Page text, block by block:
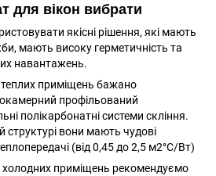
для вікон вибрати
якісні рішення, які мають
мають високу герметичність та
навантажень.
приміщень бажано
профільований
полікарбонатні системи скління.
структурі вони мають чудові
(від 0,45 до 2,5 м2°С/Вт)
приміщень рекомендуємо